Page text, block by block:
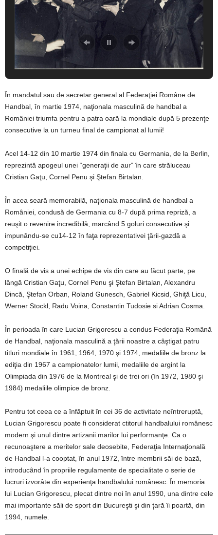
În mandatul sau de secretar general al Federaţiei Române de
Handbal, în martie 1974, naţionala masculină de handbal a
României triumfa pentru a patra oară la mondiale după 5 prezenţe
consecutive la un turneu final de campionat al lumii!
Acel 14-12 din 10 martie 1974 din finala cu Germania, de la Berlin,
reprezintă apogeul unei “generaţii de aur” în care străluceau
Cristian Gaţu, Cornel Penu şi Ştefan Birtalan.
În acea seară memorabilă, naţionala masculină de handbal a
României, condusă de Germania cu 8-7 după prima repriză, a
reuşit o revenire incredibilă, marcând 5 goluri consecutive şi
impunându-se cu14-12 în faţa reprezentativei ţării-gazdă a
competiţiei.
O finală de vis a unei echipe de vis din care au făcut parte, pe
lângă Cristian Gaţu, Cornel Penu şi Ştefan Birtalan, Alexandru
Dincă, Ştefan Orban, Roland Gunesch, Gabriel Kicsid, Ghiţă Licu,
Werner Stockl, Radu Voina, Constantin Tudosie si Adrian Cosma.
În perioada în care Lucian Grigorescu a condus Federaţia Română
de Handbal, naţionala masculină a ţării noastre a câştigat patru
titluri mondiale în 1961, 1964, 1970 şi 1974, medaliile de bronz la
ediţia din 1967 a campionatelor lumii, medaliile de argint la
Olimpiada din 1976 de la Montreal şi de trei ori (în 1972, 1980 şi
1984) medaliile olimpice de bronz.
Pentru tot ceea ce a înfăptuit în cei 36 de activitate neîntreruptă,
Lucian Grigorescu poate fi considerat ctitorul handbalului românesc
modern şi unul dintre artizanii marilor lui performanţe. Ca o
recunoaştere a meritelor sale deosebite, Federaţia Internaţională
de Handbal l-a cooptat, în anul 1972, între membrii săi de bază,
introducând în propriile regulamente de specialitate o serie de
lucruri izvorâte din experienţa handbalului românesc. În memoria
lui Lucian Grigorescu, plecat dintre noi în anul 1990, una dintre cele
mai importante săli de sport din Bucureşti şi din ţară îi poartă, din
1994, numele.